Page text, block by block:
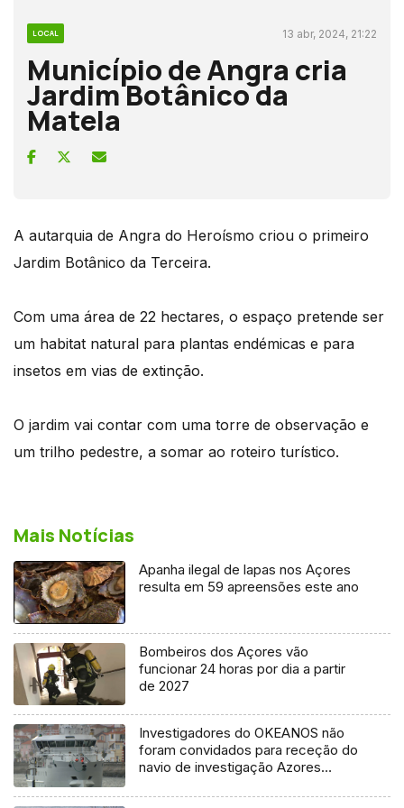
LOCAL 13 abr, 2024, 21:22
Município de Angra cria
Jardim Botânico da
Matela
A autarquia de Angra do Heroísmo criou o primeiro
Jardim Botânico da Terceira.
Com uma área de 22 hectares, o espaço pretende ser
um habitat natural para plantas endémicas e para
insetos em vias de extinção.
O jardim vai contar com uma torre de observação e
um trilho pedestre, a somar ao roteiro turístico.
Mais Notícias
Apanha ilegal de lapas nos Açores
resulta em 59 apreensões este ano
Bombeiros dos Açores vão
funcionar 24 horas por dia a partir
de 2027
Investigadores do OKEANOS não
foram convidados para receção do
navio de investigação Azores